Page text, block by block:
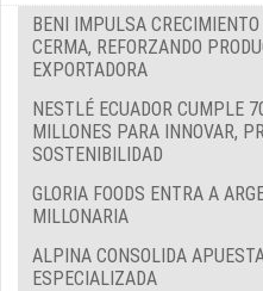
BENI IMPULSA
CERMA, REFORZANDO
EXPORTADORA
NESTLÉ ECUADOR CUMPLE
MILLONES PARA INNOVAR,
SOSTENIBILIDAD
GLORIA FOODS ENTRA A
MILLONARIA
ALPINA CONSOLIDA
ESPECIALIZADA